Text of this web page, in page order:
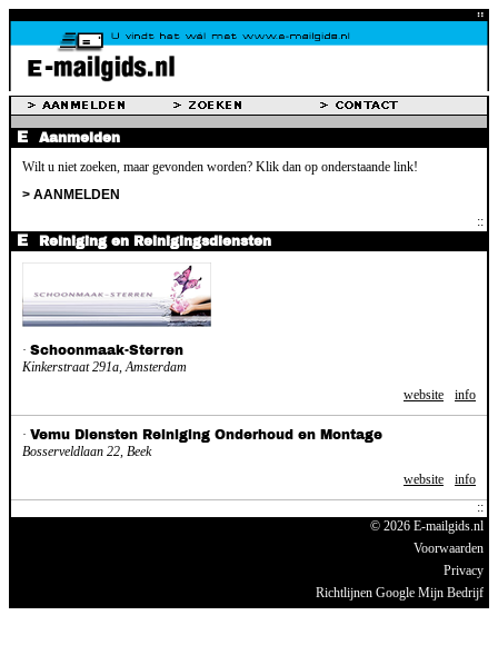
Aanmelden
Wilt u niet zoeken, maar gevonden worden? Klik dan op onderstaande link!
> AANMELDEN
Reiniging en Reinigingsdiensten
· Schoonmaak-Sterren
Kinkerstraat 291a, Amsterdam
website
info
· Vemu Diensten Reiniging Onderhoud en Montage
Bosserveldlaan 22, Beek
website
info
© 2026 E-mailgids.nl
Voorwaarden
Privacy
Richtlijnen Google Mijn Bedrijf